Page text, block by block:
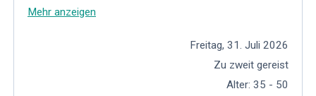
Mehr anzeigen
Freitag, 31. Juli 2026
Zu zweit gereist
Alter: 35 - 50